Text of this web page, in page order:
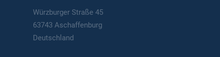
Würzburger Straße 45
63743 Aschaffenburg
Deutschland